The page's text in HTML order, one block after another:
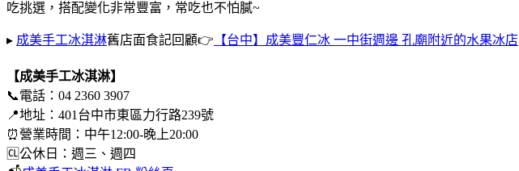
吃挑選，搭配變化非常豐富，常吃也不怕膩~
▸ 成美手工冰淇淋舊店面食記回顧👉 【台中】成美豐仁冰 一中街週邊 孔廟附近的水果冰店
【成美手工冰淇淋】
📞電話：04 2360 3907
📍地址：401台中市東區力行路239號
⏰營業時間：中午12:00-晚上20:00
🆑公休日：週三、週四